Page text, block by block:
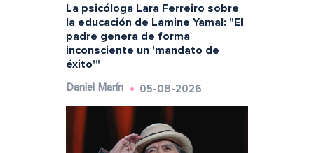
La psicóloga Lara Ferreiro sobre
la educación de Lamine Yamal: "El
padre genera de forma
inconsciente un 'mandato de
éxito'"
Daniel Marín 05-08-2026